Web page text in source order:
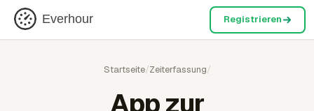
Everhour Registrieren
Startseite/Zeiterfassung/
App zur